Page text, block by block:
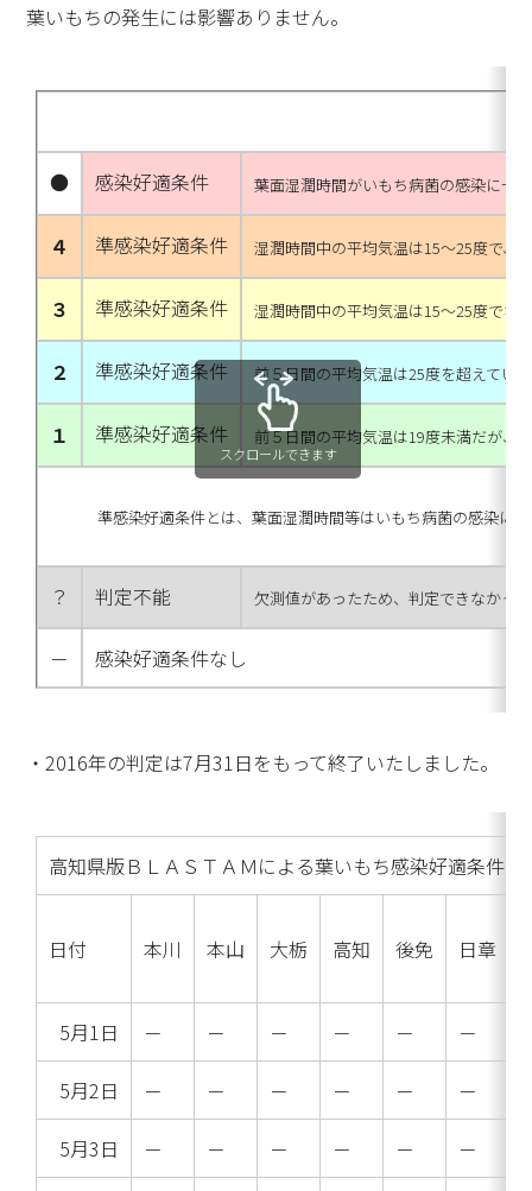
葉いもちの発生には影響ありません。
● 感染好適条件 葉面湿潤時間がいもち病菌の感染に十
４ 準感染好適条件 湿潤時間中の平均気温は15～25度で、
３ 準感染好適条件 湿潤時間中の平均気温は15～25度でな
２ 準感染好適条件 前５日間の平均気温は25度を超えてい
１ 準感染好適条件 前５日間の平均気温は19度未満だが、
準感染好適条件とは、葉面湿潤時間等はいもち病菌の感染に
？ 判定不能 欠測値があったため、判定できなかっ
－ 感染好適条件なし
スクロールできます
・2016年の判定は7月31日をもって終了いたしました。
高知県版ＢＬＡＳＴＡＭによる葉いもち感染好適条件
日付 本川 本山 大栃 高知 後免 日章
5月1日 － － － － － －
5月2日 － － － － － －
5月3日 － － － － － －